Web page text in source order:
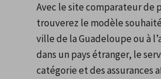
Avec le site comparateur de
trouverez le modèle
ville de la Guadeloupe ou à
dans un pays étranger, le
catégorie et des assurances